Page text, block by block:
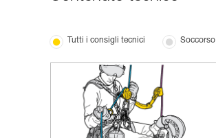
Tutti i consigli tecnici Soccorso